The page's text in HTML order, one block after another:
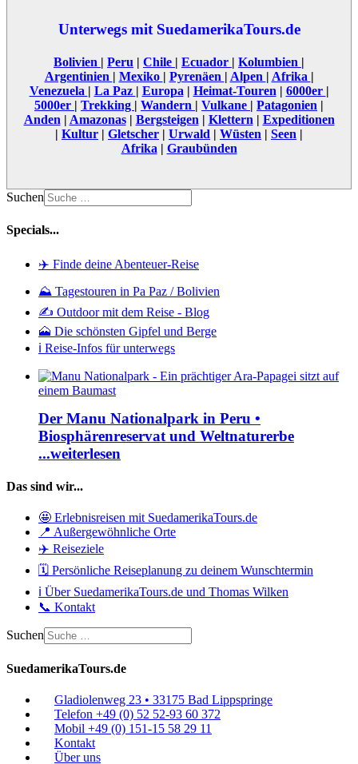
Unterwegs mit SuedamerikaTours.de
Bolivien | Peru | Chile | Ecuador | Kolumbien |
Argentinien | Mexiko | Pyrenäen | Alpen | Afrika |
Venezuela | La Paz | Europa | Heimat-Touren | 6000er |
5000er | Trekking | Wandern | Vulkane | Patagonien |
Anden | Amazonas| Bergsteigen | Klettern | Expeditionen
| Kultur | Gletscher | Urwald | Wüsten | Seen |
Afrika | Graubünden
Suchen
Specials...
✈️ Finde deine Abenteuer-Reise
⛰️ Tagestouren in Pa Paz / Bolivien
✍️ Outdoor mit dem Reise - Blog
🗻 Die schönsten Gipfel und Berge
ℹ️ Reise-Infos für unterwegs
Der Manu Nationalpark in Peru •
Biosphärenreservat und Weltnaturerbe
...weiterlesen
Das sind wir...
🤩 Erlebnisreisen mit SuedamerikaTours.de
📍 Außergewöhnliche Orte
✈️ Reiseziele
🗓️ Persönliche Reiseplanung zu deinem Wunschtermin
ℹ️ Über SuedamerikaTours.de und Thomas Wilken
📞 Kontakt
Suchen
SuedamerikaTours.de
Gladiolenweg 23 • 33175 Bad Lippspringe
Telefon +49 (0) 52 52-93 60 372
Mobil +49 (0) 151-15 58 29 11
Kontakt
Über uns